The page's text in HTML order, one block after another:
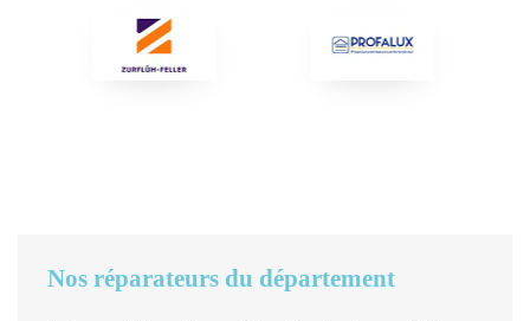
Nos réparateurs du département